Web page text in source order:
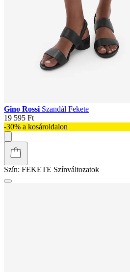
Gino Rossi Szandál Fekete
19 595 Ft
-30% a kosároldalon
Szín: FEKETE Színváltozatok